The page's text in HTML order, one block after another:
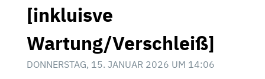
[inkluisve
Wartung/Verschleiß]
DONNERSTAG, 15. JANUAR 2026 UM 14:06